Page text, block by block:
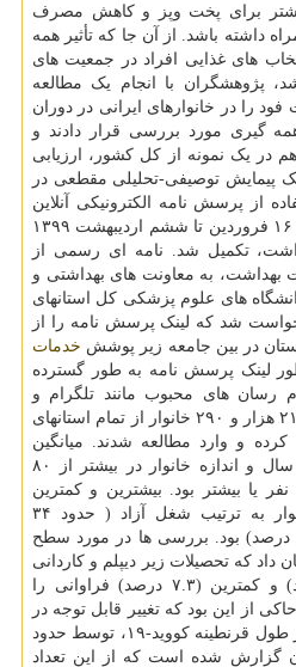
برای پخت وپز و کاهش مصرف
داشته باشد. از آن جا که تأثیر همه
های غذایی افراد در جمعیت های
پژوهشگران با انجام یک مطالعه
را در خانوارهای ایرانی در دوران
گیری مورد بررسی قرار دادند و
در یک نمونه از کل کشور، ارزیابی
پیمایش توصیفی-تحلیلی مقطعی در
از پرسش نامه الکترونیکی آنلاین
انجام شد. این پرسش نامه از ۱۶ فروردین تا ششم اردیبهشت ۱۳۹۹
تکمیل شد. نامه ای رسمی از
بهداشت، به معاونت های بهداشتی و
های علوم پزشکی کل استانهای
شد که لینک پرسش نامه را از
در بین جامعه زیر پوشش خدمات
لینک پرسش نامه به طور گسترده
رسان های محبوب مانند تلگرام و
واتساپ توزیع شد. در مجموع ۲۱ هزار و ۲۹۰ خانوار از تمام استانهای
و وارد مطالعه شدند. میانگین
سنی سرپرست خانوار ۴۴.۷ سال و اندازه خانوار در بیشتر از ۸۰
یا بیشتر بود. بیشترین و کمترین
تعداد مشاغل سرپرستان خانوار به ترتیب شغل آزاد ( حدود ۳۴
درصد) بود. بررسی ها در مورد سطح
که تحصیلات زیر دیپلم و کاردانی
به ترتیب بیشترین (۳۳ درصد) و کمترین (۷.۳ درصد) فراوانی را
از این بود که تغییر قابل توجه در
دفعات مصرف فست فودها در طول قرنطینه کووید-۱۹، توسط حدود
گزارش شده است که از این تعداد